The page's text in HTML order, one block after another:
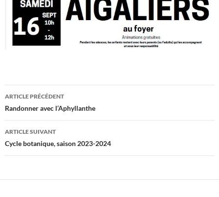
Navigation
des
articles
ARTICLE PRÉCÉDENT
Randonner avec l’Aphyllanthe
ARTICLE SUIVANT
Cycle botanique, saison 2023-2024